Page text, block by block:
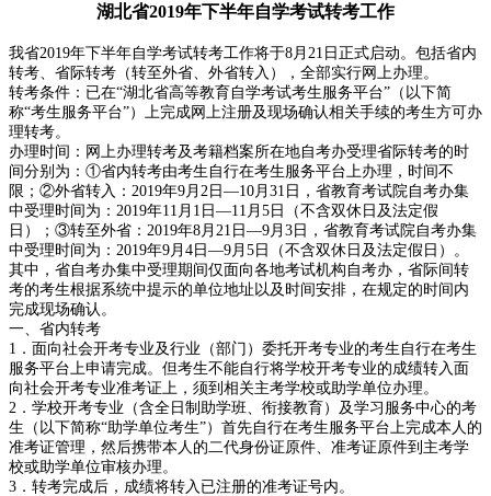
湖北省2019年下半年自学考试转考工作
我省2019年下半年自学考试转考工作将于8月21日正式启动。包括省内
转考、省际转考（转至外省、外省转入），全部实行网上办理。
转考条件：已在“湖北省高等教育自学考试考生服务平台”（以下简
称“考生服务平台”）上完成网上注册及现场确认相关手续的考生方可办
理转考。
办理时间：网上办理转考及考籍档案所在地自考办受理省际转考的时
间分别为：①省内转考由考生自行在考生服务平台上办理，时间不
限；②外省转入：2019年9月2日—10月31日，省教育考试院自考办集
中受理时间为：2019年11月1日—11月5日（不含双休日及法定假
日）；③转至外省：2019年8月21日—9月3日，省教育考试院自考办集
中受理时间为：2019年9月4日—9月5日（不含双休日及法定假日）。
其中，省自考办集中受理期间仅面向各地考试机构自考办，省际间转
考的考生根据系统中提示的单位地址以及时间安排，在规定的时间内
完成现场确认。
一、省内转考
1．面向社会开考专业及行业（部门）委托开考专业的考生自行在考生
服务平台上申请完成。但考生不能自行将学校开考专业的成绩转入面
向社会开考专业准考证上，须到相关主考学校或助学单位办理。
2．学校开考专业（含全日制助学班、衔接教育）及学习服务中心的考
生（以下简称“助学单位考生”）首先自行在考生服务平台上完成本人的
准考证管理，然后携带本人的二代身份证原件、准考证原件到主考学
校或助学单位审核办理。
3．转考完成后，成绩将转入已注册的准考证号内。